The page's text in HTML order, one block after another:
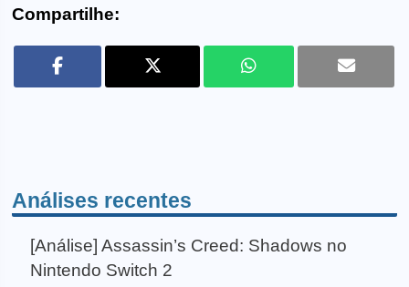
Compartilhe:
Análises recentes
[Análise] Assassin’s Creed: Shadows no
Nintendo Switch 2